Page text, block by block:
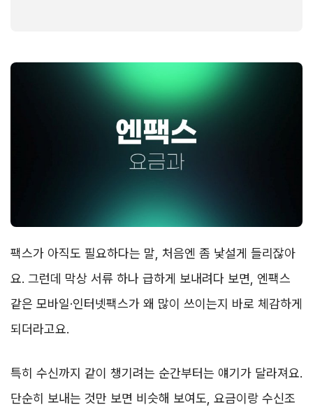
팩스가 아직도 필요하다는 말, 처음엔 좀 낯설게 들리잖아
요. 그런데 막상 서류 하나 급하게 보내려다 보면, 엔팩스
같은 모바일·인터넷팩스가 왜 많이 쓰이는지 바로 체감하게
되더라고요.
특히 수신까지 같이 챙기려는 순간부터는 얘기가 달라져요.
단순히 보내는 것만 보면 비슷해 보여도, 요금이랑 수신조